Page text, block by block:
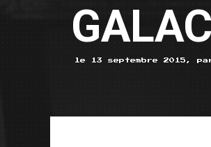
le 13 septembre 2015,